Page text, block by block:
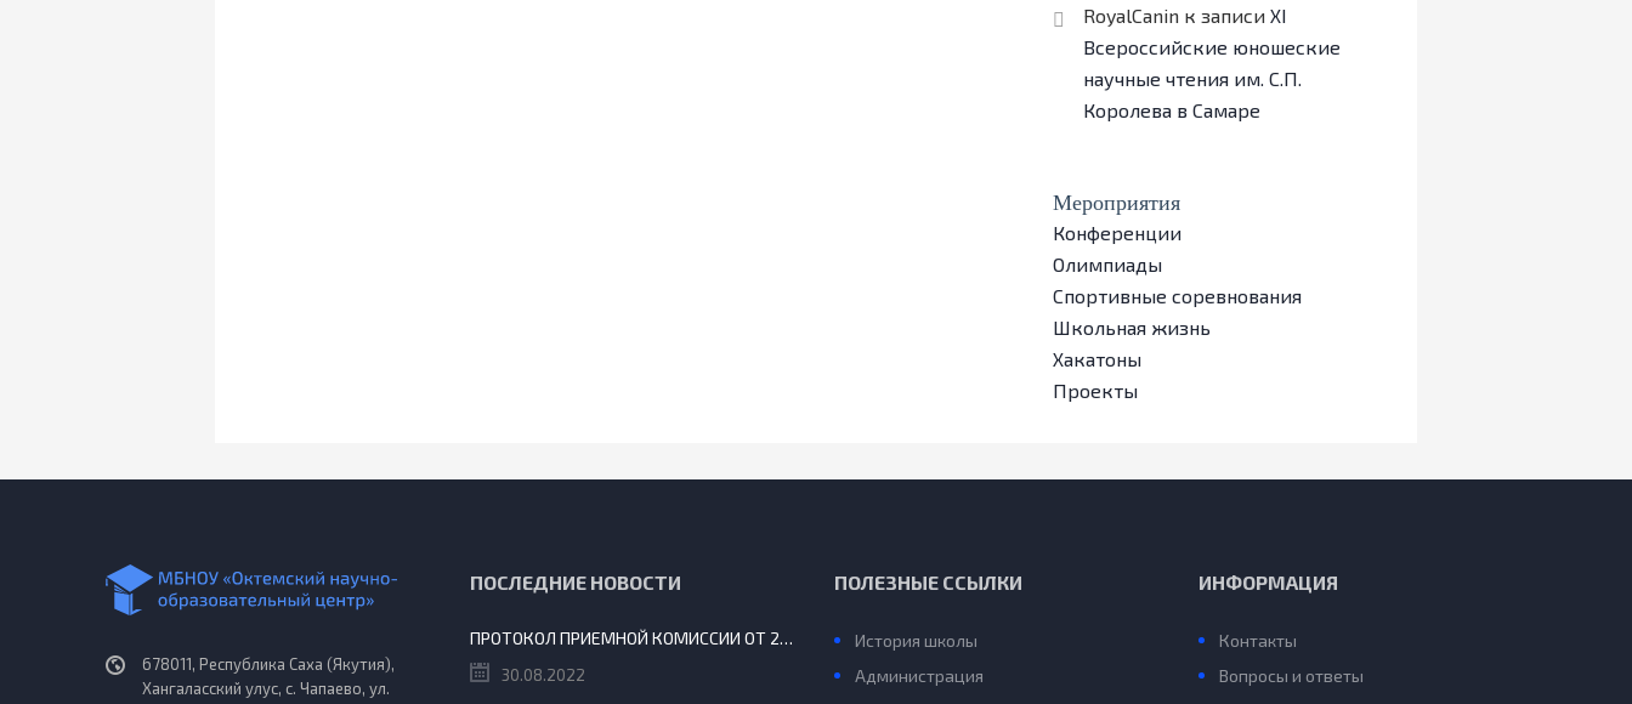
RoyalCanin к записи ХI
Всероссийские юношеские
научные чтения им. С.П.
Королева в Самаре
Мероприятия
Конференции
Олимпиады
Спортивные соревнования
Школьная жизнь
Хакатоны
Проекты
678011, Республика Саха (Якутия),
Хангаласский улус, с. Чапаево, ул.
ПОСЛЕДНИЕ НОВОСТИ
ПРОТОКОЛ ПРИЕМНОЙ КОМИССИИ ОТ 29.08.2022 Г.
30.08.2022
ПОЛЕЗНЫЕ ССЫЛКИ
История школы
Администрация
ИНФОРМАЦИЯ
Контакты
Вопросы и ответы